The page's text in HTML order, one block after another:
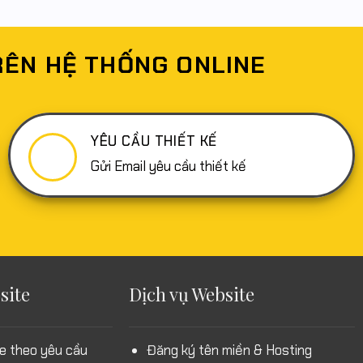
HỆ THỐNG ONLINE
YÊU CẦU THIẾT KẾ
Gửi Email yêu cầu thiết kế
theo yêu cầu
Dịch vụ Website
Đăng ký tên miền & Hosting